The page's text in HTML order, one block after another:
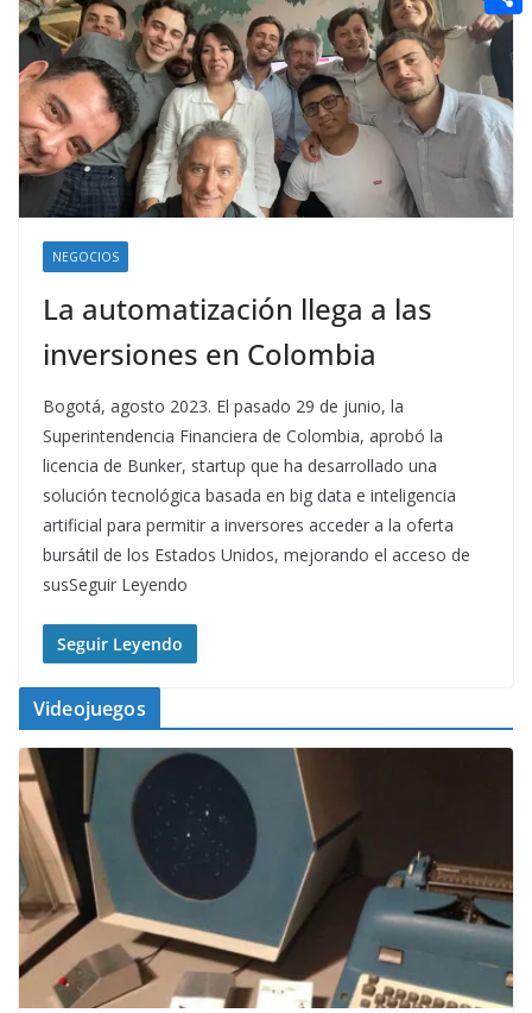
NEGOCIOS
La automatización llega a las
inversiones en Colombia
Bogotá, agosto 2023. El pasado 29 de junio, la
Superintendencia Financiera de Colombia, aprobó la
licencia de Bunker, startup que ha desarrollado una
solución tecnológica basada en big data e inteligencia
artificial para permitir a inversores acceder a la oferta
bursátil de los Estados Unidos, mejorando el acceso de
susSeguir Leyendo
Seguir Leyendo
Videojuegos
n
g
e
r
e
r
e
r
e
s
a
i
l
e
d
d
i
t
C
o
m
p
a
r